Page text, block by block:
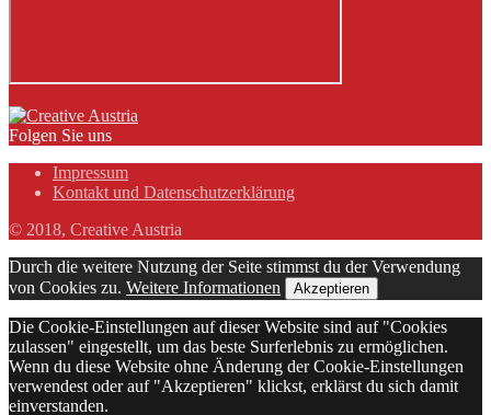
Folgen Sie uns
Impressum
Kontakt und Datenschutzerklärung
© 2018, Creative Austria
Durch die weitere Nutzung der Seite stimmst du der Verwendung
von Cookies zu. Weitere Informationen Akzeptieren
Die Cookie-Einstellungen auf dieser Website sind auf "Cookies
zulassen" eingestellt, um das beste Surferlebnis zu ermöglichen.
Wenn du diese Website ohne Änderung der Cookie-Einstellungen
verwendest oder auf "Akzeptieren" klickst, erklärst du sich damit
einverstanden.